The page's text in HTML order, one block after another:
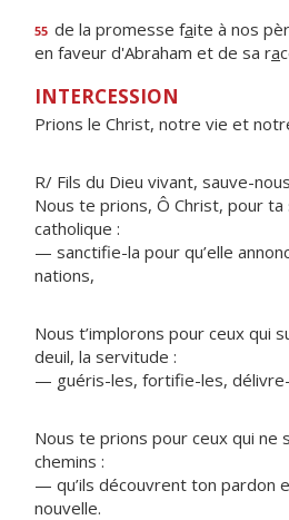
55 de la promesse faite à nos
en faveur d'Abraham et de sa ra
INTERCESSION
Prions le Christ, notre vie et
R/ Fils du Dieu vivant, sauve-
Nous te prions, Ô Christ, pour ta
catholique :
— sanctifie-la pour qu’elle
nations,
Nous t’implorons pour ceux qui
deuil, la servitude :
— guéris-les, fortifie-les,
Nous te prions pour ceux qui ne
chemins :
— qu’ils découvrent ton pardon
nouvelle.